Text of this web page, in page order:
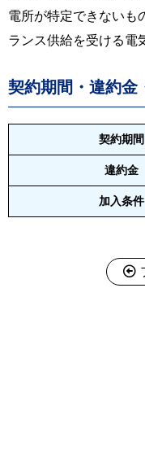
電所が特定できないも
ランス供給を受ける電
契約期間・違約金
契約期間
違約金
加入条件